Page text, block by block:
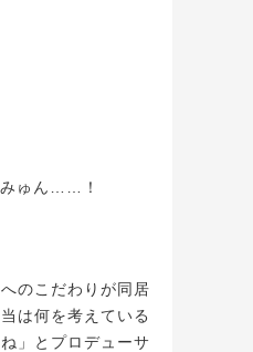
ゅん……！
のこだわりが同居
は何を考えている
」とプロデューサ